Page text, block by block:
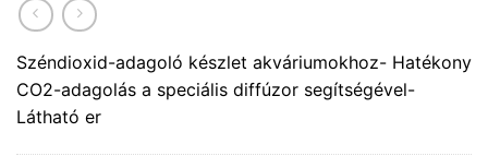
Széndioxid-adagoló készlet akváriumokhoz- Hatékony
CO2-adagolás a speciális diffúzor segítségével-
Látható er